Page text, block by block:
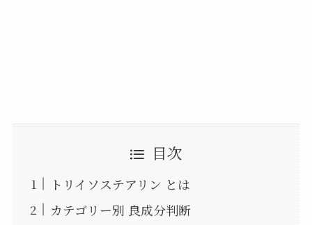
目次
トリイソステアリン とは
カテゴリー別 良成分判断